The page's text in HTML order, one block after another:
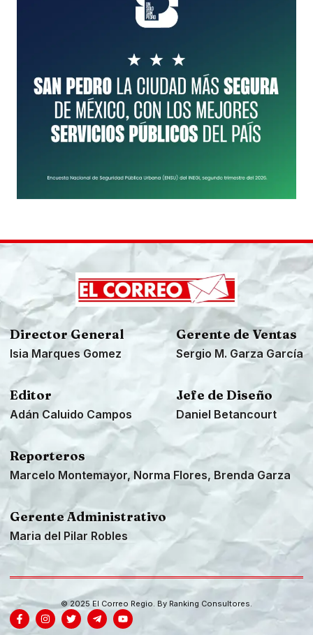
Director General
Isia Marques Gomez
Gerente de Ventas
Sergio M. Garza García
Editor
Adán Caluido Campos
Jefe de Diseño
Daniel Betancourt
Reporteros
Marcelo Montemayor, Norma Flores, Brenda Garza
Gerente Administrativo
Maria del Pilar Robles
© 2025 El Correo Regio. By Ranking Consultores